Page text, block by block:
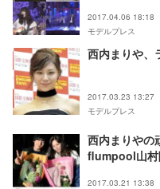
2017.04.06 18:18
モデルプレス
西内まりや、
2017.03.23 13:27
モデルプレス
西内まりやの
flumpool山村
2017.03.21 13:38